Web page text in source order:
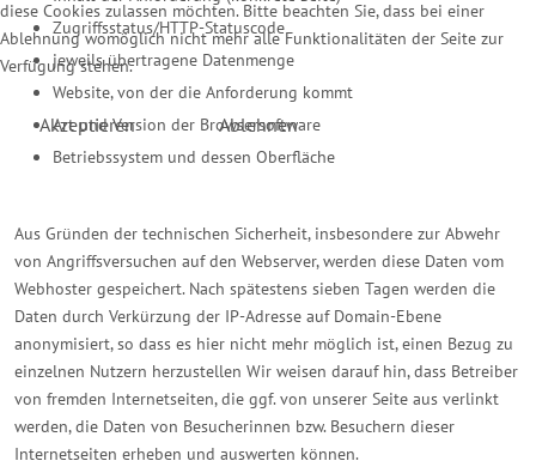
Zugriffsstatus/HTTP-Statuscode
jeweils übertragene Datenmenge
Website, von der die Anforderung kommt
Art und Version der Browsersoftware
Betriebssystem und dessen Oberfläche
Aus Gründen der technischen Sicherheit, insbesondere zur Abwehr
von Angriffsversuchen auf den Webserver, werden diese Daten vom
Webhoster gespeichert. Nach spätestens sieben Tagen werden die
Daten durch Verkürzung der IP-Adresse auf Domain-Ebene
anonymisiert, so dass es hier nicht mehr möglich ist, einen Bezug zu
einzelnen Nutzern herzustellen Wir weisen darauf hin, dass Betreiber
von fremden Internetseiten, die ggf. von unserer Seite aus verlinkt
werden, die Daten von Besucherinnen bzw. Besuchern dieser
Internetseiten erheben und auswerten können.
diese Cookies zulassen möchten. Bitte beachten Sie, dass bei einer
Ablehnung womöglich nicht mehr alle Funktionalitäten der Seite zur
Verfügung stehen.
Akzeptieren Ablehnen